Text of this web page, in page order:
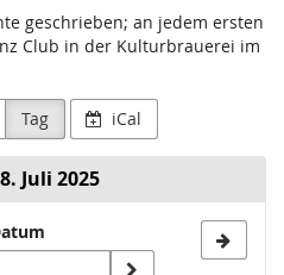
geschrieben; an jedem ersten
Club in der Kulturbrauerei im
Tag iCal
Juli 2025